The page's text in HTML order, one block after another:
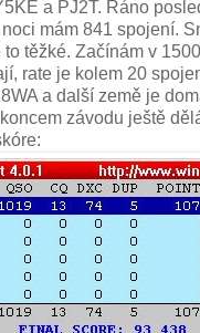
a PJ2T. Ráno
mám 841 spojení.
těžké. Začínám v
rate je kolem 20
a další země je
závodu ještě